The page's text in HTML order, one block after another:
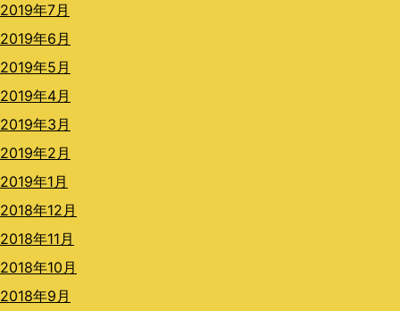
2019年7月
2019年6月
2019年5月
2019年4月
2019年3月
2019年2月
2019年1月
2018年12月
2018年11月
2018年10月
2018年9月